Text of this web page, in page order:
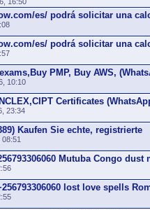
es/ podrá solicitar una
es/ podrá solicitar una
PMP, Buy AWS,
10:10
Certificates
23:34
Kaufen Sie echte, registrierte
Mutuba Congo dust
lost love spells